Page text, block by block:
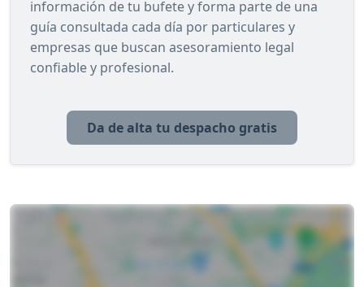
información de tu bufete y forma parte de una
guía consultada cada día por particulares y
empresas que buscan asesoramiento legal
confiable y profesional.
Da de alta tu despacho gratis